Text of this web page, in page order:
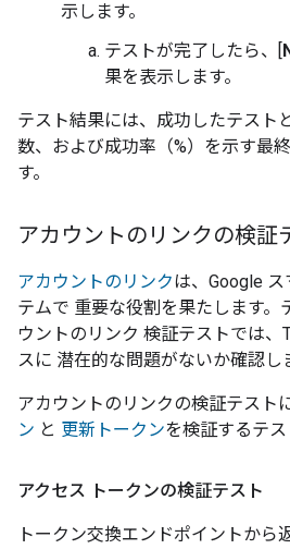
示します。
テストが完了したら、[
果を表示します。
テスト結果には、成功したテスト
数、および成功率（%）を示す最
す。
アカウントのリンクの検証
アカウントのリンクは、Google
テムで 重要な役割を果たします。
ウントのリンク 検証テストでは、
スに 潜在的な問題がないか確認し
アカウントのリンクの検証テスト
ン と 更新トークンを検証するテス
アクセス トークンの検証テスト
トークン交換エンドポイントから